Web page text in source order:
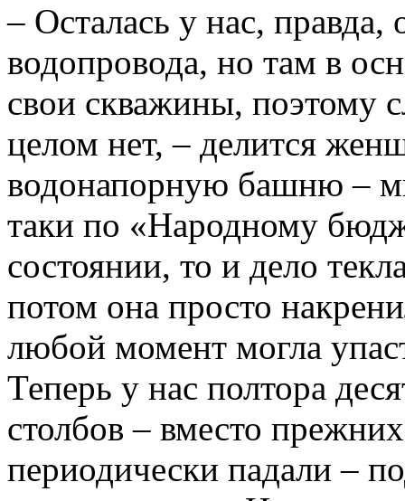
– Осталась у нас, правда,
водопровода, но там в
свои скважины, поэтому
целом нет, – делится
водонапорную башню –
таки по «Народному
состоянии, то и дело
потом она просто
любой момент могла
Теперь у нас полтора
столбов – вместо
периодически падали –